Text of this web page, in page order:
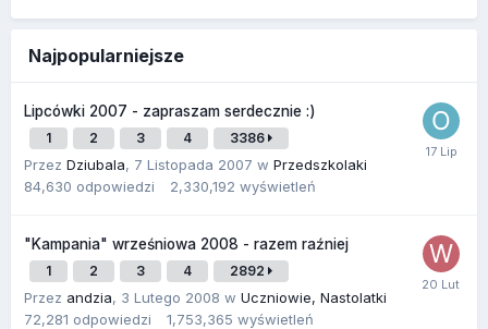
Najpopularniejsze
Lipcówki 2007 - zapraszam serdecznie :)
1 2 3 4 3386
Przez Dziubala, 7 Listopada 2007 w Przedszkolaki
84,630 odpowiedzi 2,330,192 wyświetleń
"Kampania" wrześniowa 2008 - razem raźniej
1 2 3 4 2892
Przez andzia, 3 Lutego 2008 w Uczniowie, Nastolatki
72,281 odpowiedzi 1,753,365 wyświetleń